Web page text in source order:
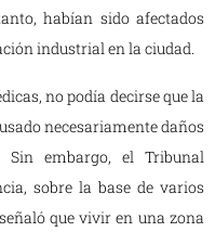
habían sido afectados
industrial en la ciudad.
no podía decirse que la
necesariamente daños
embargo, el Tribunal
sobre la base de varios
que vivir en una zona